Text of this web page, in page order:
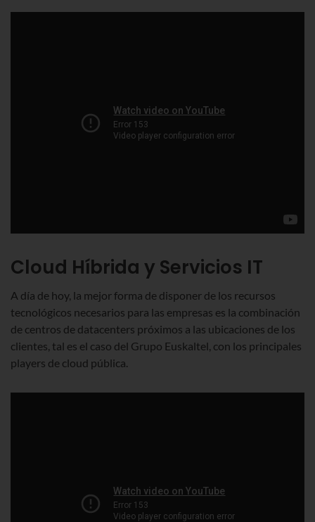
Cloud Híbrida y Servicios IT
A día de hoy, la mejor forma de disponer de los recursos
tecnológicos necesarios para las empresas es la combinación
de centros de datacenters próximos a las ubicaciones de los
clientes, tal es el caso del Grupo Euskaltel, con los principales
players de cloud pública.